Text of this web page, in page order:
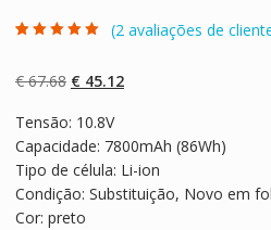
com base em
classificaçõe
(2 avaliações de
€67.68 O
original
era:
€ 67.68.
€45.12O
é:
€ 45.12.
Tensão: 10.8V
Capacidade: 7800mAh (86Wh)
Tipo de célula: Li-ion
Condição: Substituição, Novo em
Cor: preto